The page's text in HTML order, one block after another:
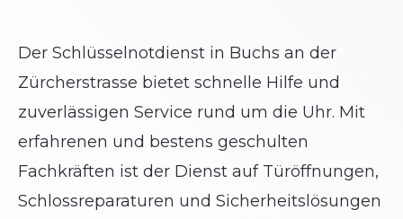
Der Schlüsselnotdienst in Buchs an der
Zürcherstrasse bietet schnelle Hilfe und
zuverlässigen Service rund um die Uhr. Mit
erfahrenen und bestens geschulten
Fachkräften ist der Dienst auf Türöffnungen,
Schlossreparaturen und Sicherheitslösungen